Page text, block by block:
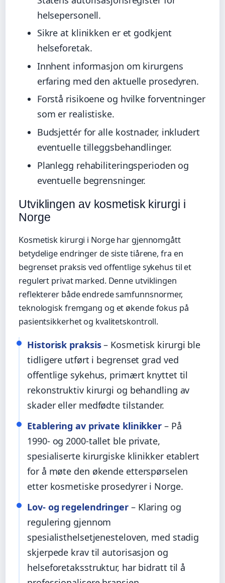
helsepersonell.
Sikre at klinikken er et godkjent
helseforetak.
Innhent informasjon om kirurgens
erfaring med den aktuelle prosedyren.
Forstå risikoene og hvilke forventninger
som er realistiske.
Budsjettér for alle kostnader, inkludert
eventuelle tilleggsbehandlinger.
Planlegg rehabiliteringsperioden og
eventuelle begrensninger.
Utviklingen av kosmetisk kirurgi i
Norge
Kosmetisk kirurgi i Norge har gjennomgått
betydelige endringer de siste tiårene, fra en
begrenset praksis ved offentlige sykehus til et
regulert privat marked. Denne utviklingen
reflekterer både endrede samfunnsnormer,
teknologisk fremgang og et økende fokus på
pasientsikkerhet og kvalitetskontroll.
Historisk praksis– Kosmetisk kirurgi ble
tidligere utført i begrenset grad ved
offentlige sykehus, primært knyttet til
rekonstruktiv kirurgi og behandling av
skader eller medfødte tilstander.
Etablering av private klinikker – På
1990- og 2000-tallet ble private,
spesialiserte kirurgiske klinikker etablert
for å møte den økende etterspørselen
etter kosmetiske prosedyrer i Norge.
Lov- og regelendringer – Klaring og
regulering gjennom
spesialisthelsetjenesteloven, med stadig
skjerpede krav til autorisasjon og
helseforetaksstruktur, har bidratt til å